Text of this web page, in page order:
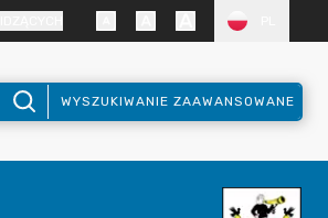
WYSZUKIWANIE ZAAWANSOWANE